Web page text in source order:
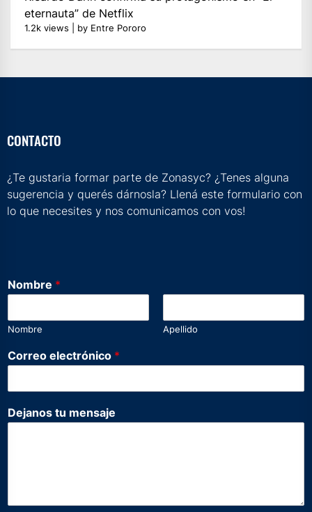
eternauta” de Netflix
1.2k views by Entre Pororo
CONTACTO
¿Te gustaria formar parte de Zonasyc? ¿Tenes alguna
sugerencia y querés dárnosla? Llená este formulario con
lo que necesites y nos comunicamos con vos!
Nombre *
Nombre Apellido
Correo electrónico *
m
e
N
Dejanos tu mensaje